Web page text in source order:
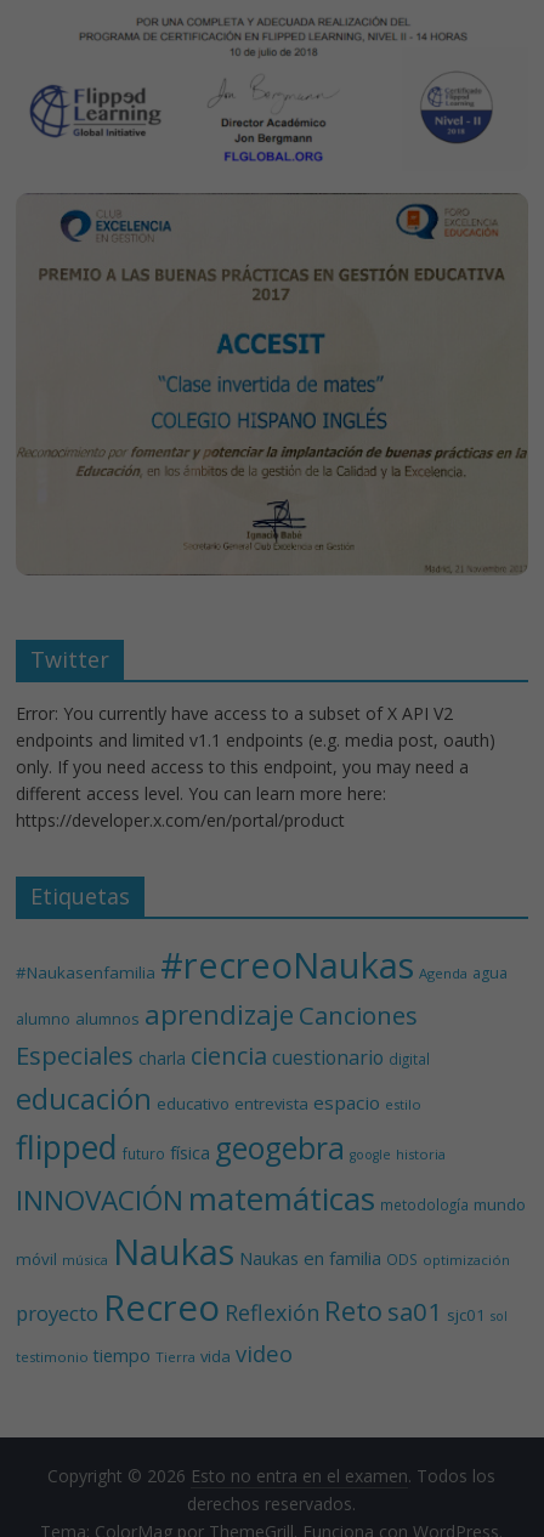
Twitter
Error: You currently have access to a subset of X API V2
endpoints and limited v1.1 endpoints (e.g. media post, oauth)
only. If you need access to this endpoint, you may need a
different access level. You can learn more here:
https://developer.x.com/en/portal/product
Etiquetas
#Naukasenfamilia #recreoNaukas Agenda agua
alumno alumnos aprendizaje Canciones
Especiales charla ciencia cuestionario digital
educación educativo entrevista espacio estilo
flipped futuro física geogebra google historia
INNOVACIÓN matemáticas metodología mundo
móvil música Naukas Naukas en familia ODS optimización
proyecto Recreo Reflexión Reto sa01 sjc01 sol
testimonio tiempo Tierra vida video
Copyright © 2026 Esto no entra en el examen. Todos los
derechos reservados.
Tema: ColorMag por ThemeGrill. Funciona conWordPress.